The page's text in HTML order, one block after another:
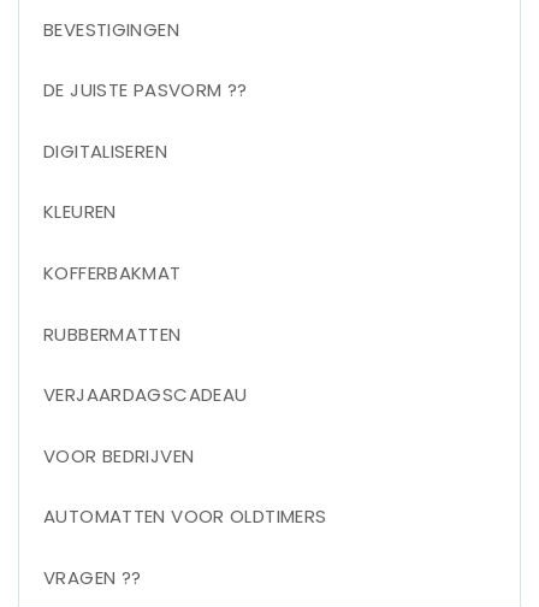
BEVESTIGINGEN
DE JUISTE PASVORM ??
DIGITALISEREN
KLEUREN
KOFFERBAKMAT
RUBBERMATTEN
VERJAARDAGSCADEAU
VOOR BEDRIJVEN
AUTOMATTEN VOOR OLDTIMERS
VRAGEN ??